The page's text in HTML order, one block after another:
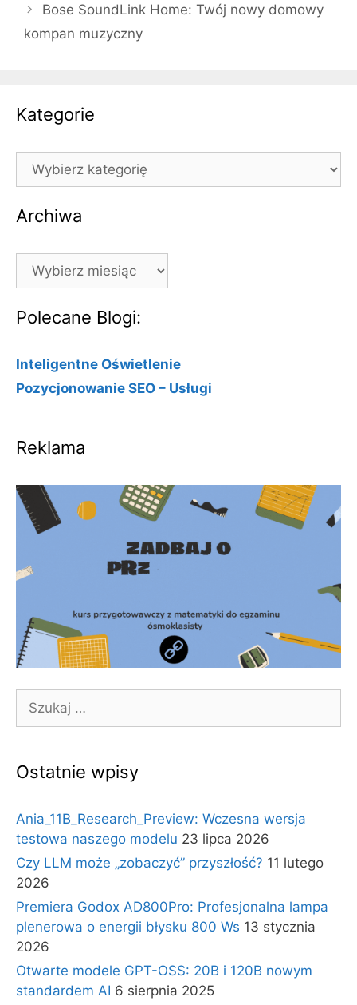
Bose SoundLink Home: Twój nowy domowy
kompan muzyczny
Kategorie
Kategorie
Archiwa
Archiwa
Polecane Blogi:
Inteligentne Oświetlenie
Pozycjonowanie SEO – Usługi
Reklama
Szukaj:
Ostatnie wpisy
Ania_11B_Research_Preview: Wczesna wersja
testowa naszego modelu 23 lipca 2026
Czy LLM może „zobaczyć” przyszłość? 11 lutego
2026
Premiera Godox AD800Pro: Profesjonalna lampa
plenerowa o energii błysku 800 Ws 13 stycznia
2026
Otwarte modele GPT-OSS: 20B i 120B nowym
standardem AI 6 sierpnia 2025